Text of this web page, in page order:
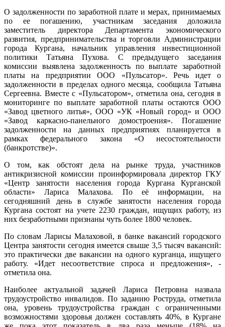
О задолженности по заработной плате и мерах, принимаемых
по ее погашению, участникам заседания доложила
заместитель директора Департамента экономического
развития, предпринимательства и торговли Администрации
города Кургана, начальник управления инвестиционной
политики Татьяна Пухова. С предыдущего заседания
комиссии выявлена задолженность по выплате заработной
платы на предприятии ООО «Пульсатор». Речь идет о
задолженности в пределах одного месяца, сообщила Татьяна
Сергеевна. Вместе с «Пульсатором», отметила она, сегодня в
мониторинге по выплате заработной платы остаются ООО
«Завод цветного литья», ООО «УК «Новый город» и ООО
«Завод каркасно-панельного домостроения». Погашение
задолженности на данных предприятиях планируется в
рамках федерального закона «О несостоятельности
(банкротстве)».
О том, как обстоят дела на рынке труда, участников
антикризисной комиссии проинформировала директор ГКУ
«Центр занятости населения города Кургана Курганской
области» Лариса Малахова. По её информации, на
сегодняшний день в службе занятости населения города
Кургана состоят на учете 2230 граждан, ищущих работу, из
них безработными признаны чуть более 1800 человек.
По словам Ларисы Малаховой, в банке вакансий городского
Центра занятости сегодня имеется свыше 3,5 тысяч вакансий:
это практически две вакансии на одного курганца, ищущего
работу. «Идет несоответствие спроса и предложения», -
отметила она.
Наиболее актуальной задачей Лариса Петровна назвала
трудоустройство инвалидов. По заданию Роструда, отметила
она, уровень трудоустройства граждан с ограниченными
возможностями здоровья должен составлять 40%, в Кургане